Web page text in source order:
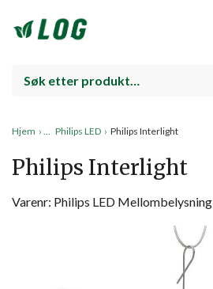
Hjem › Philips LED › Philips Interlight
Philips Interlight
Varenr: Philips LED Mellombelysning